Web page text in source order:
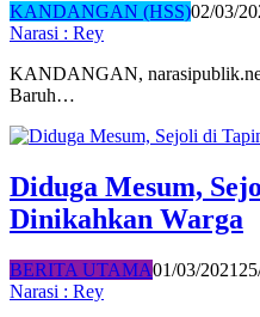
KANDANGAN (HSS)02/03/
Narasi : Rey
KANDANGAN,
Baruh…
Diduga Mesum,
Dinikahkan Warga
BERITA UTAMA01/03/2021
Narasi : Rey